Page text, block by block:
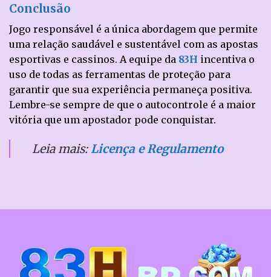
Conclusão
Jogo responsável é a única abordagem que permite
uma relação saudável e sustentável com as apostas
esportivas e cassinos. A equipe da 83H incentiva o
uso de todas as ferramentas de proteção para
garantir que sua experiência permaneça positiva.
Lembre-se sempre de que o autocontrole é a maior
vitória que um apostador pode conquistar.
Leia mais: Licença e Regulamento